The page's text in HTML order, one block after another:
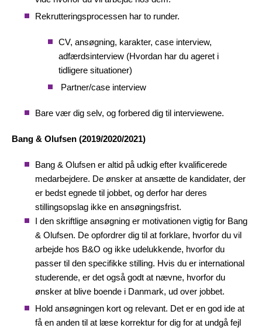
Rekrutteringsprocessen har to runder.
CV, ansøgning, karakter, case interview,
adfærdsinterview (Hvordan har du ageret i
tidligere situationer)
Partner/case interview
Bare vær dig selv, og forbered dig til interviewene.
Bang & Olufsen (2019/2020/2021)
Bang & Olufsen er altid på udkig efter kvalificerede
medarbejdere. De ønsker at ansætte de kandidater, der
er bedst egnede til jobbet, og derfor har deres
stillingsopslag ikke en ansøgningsfrist.
I den skriftlige ansøgning er motivationen vigtig for Bang
& Olufsen. De opfordrer dig til at forklare, hvorfor du vil
arbejde hos B&O og ikke udelukkende, hvorfor du
passer til den specifikke stilling. Hvis du er international
studerende, er det også godt at nævne, hvorfor du
ønsker at blive boende i Danmark, ud over jobbet.
Hold ansøgningen kort og relevant. Det er en god ide at
få en anden til at læse korrektur for dig for at undgå fejl